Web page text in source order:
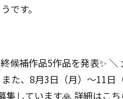
です。
候補作品5作品を発表✨
た、8月3日（月）～11日
集しています🙏 詳細はこ